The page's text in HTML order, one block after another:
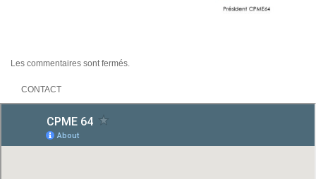
Les commentaires sont fermés.
CONTACT